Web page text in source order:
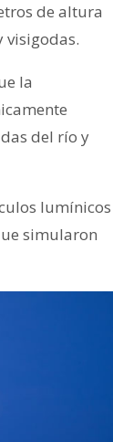
de altura
visigodas.
la
del río y
lumínicos
simularon